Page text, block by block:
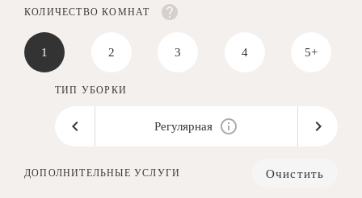
КОЛИЧЕСТВО КОМНАТ
1 2 3 4 5+
ТИП УБОРКИ
Регулярная
ДОПОЛНИТЕЛЬНЫЕ УСЛУГИ Очистить